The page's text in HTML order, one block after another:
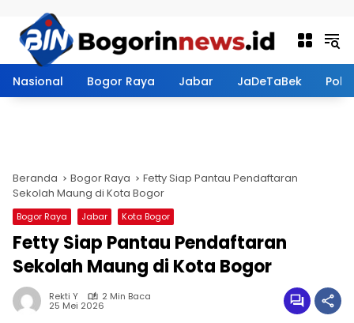
Nasional Bogor Raya Jabar JaDeTaBek
Beranda Bogor Raya
Fetty Siap Pantau Pendaftaran
Sekolah Maung di Kota Bogor
Bogor Raya Jabar Kota Bogor
Fetty Siap Pantau Pendaftaran
Sekolah Maung di Kota Bogor
Rekti Y 2 Min Baca
25 Mei 2026